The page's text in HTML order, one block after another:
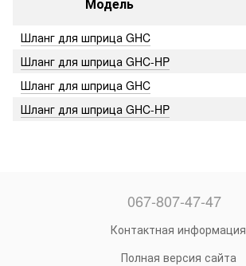
Шланг для шприца GHC
Шланг для шприца GHC-HP
Шланг для шприца GHC
Шланг для шприца GHC-HP
067-807-47-47
Контактная информация
Полная версия сайта